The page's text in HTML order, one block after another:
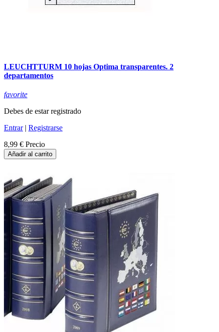
LEUCHTTURM 10 hojas Optima transparentes. 2
departamentos
favorite
Debes de estar registrado
Entrar| Registrarse
8,99 € Precio
Añadir al carrito